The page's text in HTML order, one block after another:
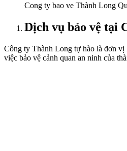
Cong ty bao ve Thành Long
Dịch vụ bảo vệ tại
Công ty Thành Long tự hào là đơn vị
việc bảo vệ cảnh quan an ninh của